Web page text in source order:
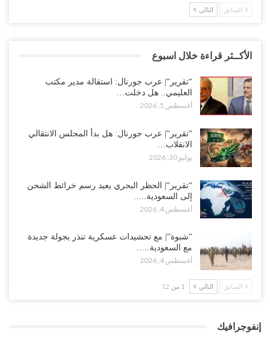
السابق التالي
الأكــثر قراءة خلال اسبوع
“تقرير“| عرب جورنال: استقالة مدير مكتب
العليمي.. هل دخلت…
أغسطس 5, 2026
“تقرير“| عرب جورنال: هل بدأ المجلس الانتقالي
الانقلاب…
يوليو 30, 2026
“تقرير“| الحظر البحري يعيد رسم خرائط الشحن
إلى السعودية..…
أغسطس 4, 2026
“شبوة“| مع تحشيدات عسكرية تنذر بجولة جديدة
مع السعودية..…
أغسطس 4, 2026
السابق التالي 1 من 12
إنفوجرافيك